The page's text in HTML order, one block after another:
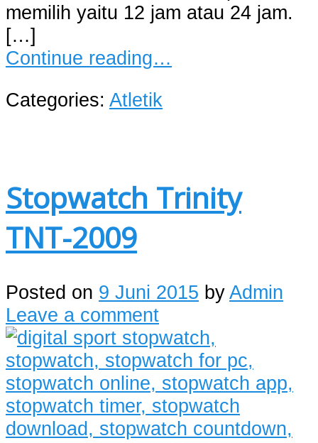
memilih yaitu 12 jam atau 24 jam.
[…]
Continue reading…
Categories: Atletik
Stopwatch Trinity
TNT-2009
Posted on 9 Juni 2015 byAdmin
Leave a comment